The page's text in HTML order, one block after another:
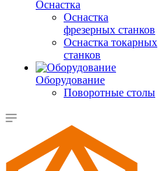
Оснастка
Оснастка
фрезерных станков
Оснастка токарных
станков
Оборудование
Поворотные столы